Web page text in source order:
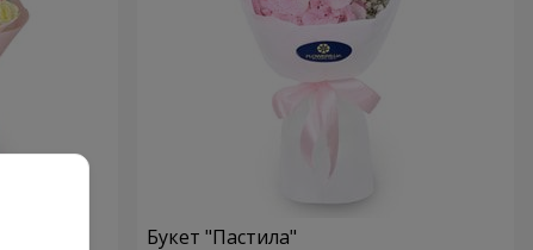
Букет "Пастила"